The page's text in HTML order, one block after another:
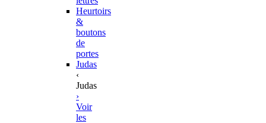
Heurtoirs
&
boutons
de
portes
Judas
‹
Judas
›
Voir
les